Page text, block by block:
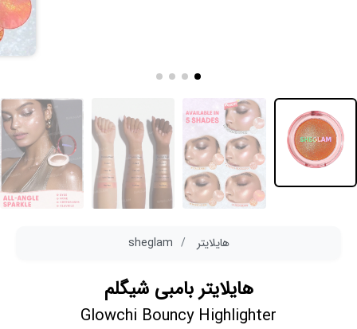
هایلایتر sheglam
هایلایتر بامبی شیگلم
Glowchi Bouncy Highlighter